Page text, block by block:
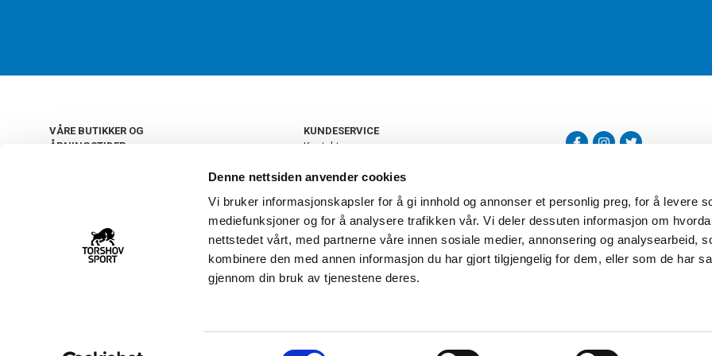
Denne nettsiden anvender cookies
Vi bruker informasjonskapsler for å gi innhold og annonser et personlig preg, for å levere
mediefunksjoner og for å analysere trafikken vår. Vi deler dessuten informasjon om
nettstedet vårt, med partnerne våre innen sosiale medier, annonsering og analysearbeid,
kombinere den med annen informasjon du har gjort tilgjengelig for dem, eller som de har
gjennom din bruk av tjenestene deres.
VÅRE BUTIKKER OG
ÅPNINGSTIDER
22 09 20 20
KUNDESERVICE
Kontakt oss
Retur og bytte
Personvern
Frakt og levering
Ledige stillinger
FAQ - Ofte stilte spørsmål
Åpenhetsloven
Torshov Sport har over 90 års
klubbhandel. Torshov Sport har
Drammen, Sandvika Storsenter